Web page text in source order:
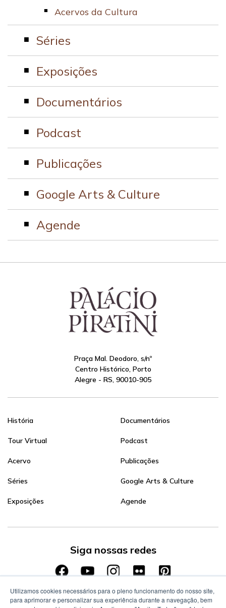
Acervos da Cultura
Séries
Exposições
Documentários
Podcast
Publicações
Google Arts & Culture
Agende
Praça Mal. Deodoro, s/nº
Centro Histórico, Porto
Alegre - RS, 90010-905
História
Tour Virtual
Acervo
Séries
Exposições
Documentários
Podcast
Publicações
Google Arts & Culture
Agende
Siga nossas redes
Utilizamos cookies necessários para o pleno funcionamento do nosso site,
para aprimorar e personalizar sua experiência durante a navegação, bem